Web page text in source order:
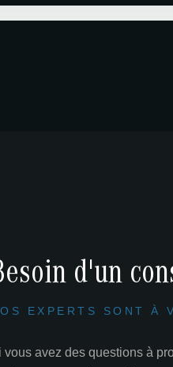
d'un
EXPERTS SONT À
vous avez des questions à